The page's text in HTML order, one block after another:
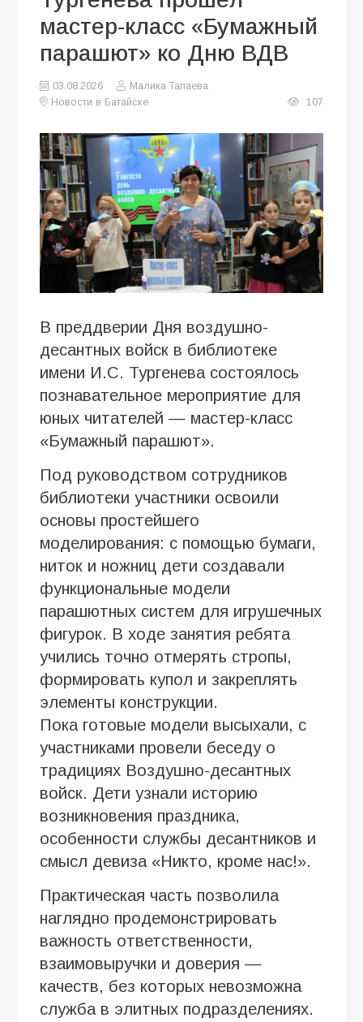
мастер-класс «Бумажный
парашют» ко Дню ВДВ
03.08.2026
Малика Тапаева
Новости в Батайске
107
В преддверии Дня воздушно-
десантных войск в библиотеке
имени И.С. Тургенева состоялось
познавательное мероприятие для
юных читателей — мастер-класс
«Бумажный парашют».
Под руководством сотрудников
библиотеки участники освоили
основы простейшего
моделирования: с помощью бумаги,
ниток и ножниц дети создавали
функциональные модели
парашютных систем для игрушечных
фигурок. В ходе занятия ребята
учились точно отмерять стропы,
формировать купол и закреплять
элементы конструкции.
Пока готовые модели высыхали, с
участниками провели беседу о
традициях Воздушно-десантных
войск. Дети узнали историю
возникновения праздника,
особенности службы десантников и
смысл девиза «Никто, кроме нас!».
Практическая часть позволила
наглядно продемонстрировать
важность ответственности,
взаимовыручки и доверия —
качеств, без которых невозможна
служба в элитных подразделениях.